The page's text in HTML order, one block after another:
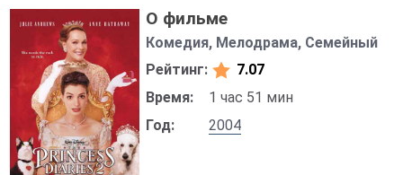
О фильме
Комедия, Мелодрама, Семейный
Рейтинг:
7.07
Время:
1 час 51 мин
Год:
2004